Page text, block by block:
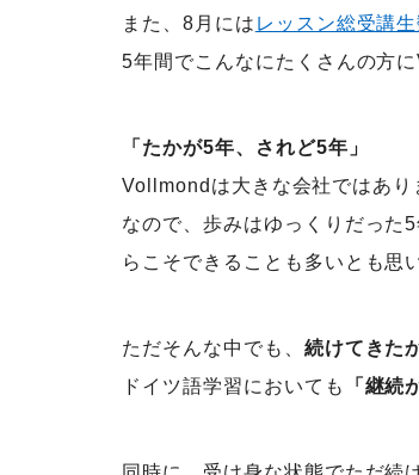
また、8月には レッスン総受講
5年間でこんなにたくさんの方
「たかが5年、されど5年」
Vollmondは大きな会社ではあり
なので、歩みはゆっくりだった
らこそできることも多いとも思
ただそんな中でも、 続けてきた
ドイツ語学習においても
「継続